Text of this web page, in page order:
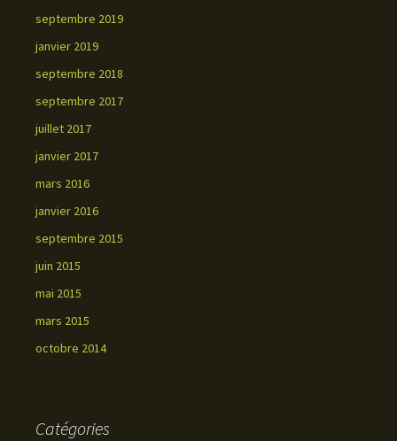
septembre 2019
janvier 2019
septembre 2018
septembre 2017
juillet 2017
janvier 2017
mars 2016
janvier 2016
septembre 2015
juin 2015
mai 2015
mars 2015
octobre 2014
Catégories